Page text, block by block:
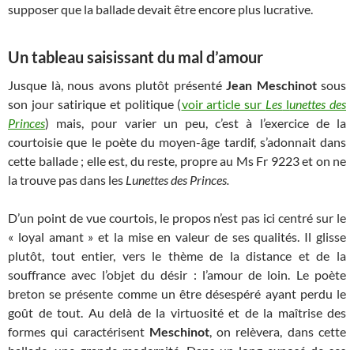
supposer que la ballade devait être encore plus lucrative.
Un tableau saisissant du mal d’amour
Jusque là, nous avons plutôt présenté Jean Meschinotsous
son jour satirique et politique (voir article sur Les lunettes des
Princes) mais, pour varier un peu, c’est à l’exercice de la
courtoisie que le poète du moyen-âge tardif, s’adonnait dans
cette ballade ; elle est, du reste, propre au Ms Fr 9223 et on ne
la trouve pas dans les Lunettes des Princes.
D’un point de vue courtois, le propos n’est pas ici centré sur le
« loyal amant » et la mise en valeur de ses qualités. Il glisse
plutôt, tout entier, vers le thème de la distance et de la
souffrance avec l’objet du désir : l’amour de loin. Le poète
breton se présente comme un être désespéré ayant perdu le
goût de tout. Au delà de la virtuosité et de la maîtrise des
formes qui caractérisent Meschinot, on relèvera, dans cette